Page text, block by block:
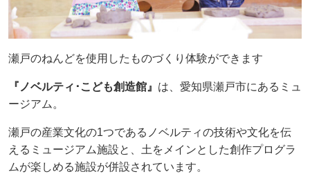
瀬戸のねんどを使用したものづくり体験ができます
『ノベルティ･こども創造館』 は、愛知県瀬戸市にあるミュ
ージアム。
瀬戸の産業文化の1つであるノベルティの技術や文化を伝
えるミュージアム施設と、土をメインとした創作プログラ
ムが楽しめる施設が併設されています。